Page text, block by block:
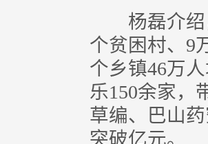
杨磊介绍，
个贫困村、9
个乡镇46万
乐150余家，
草编、巴山
突破亿元。